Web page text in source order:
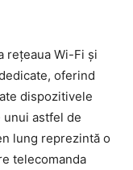
rețeaua Wi-Fi și
oferind
dispozitivele
astfel de
lung reprezintă o
telecomanda